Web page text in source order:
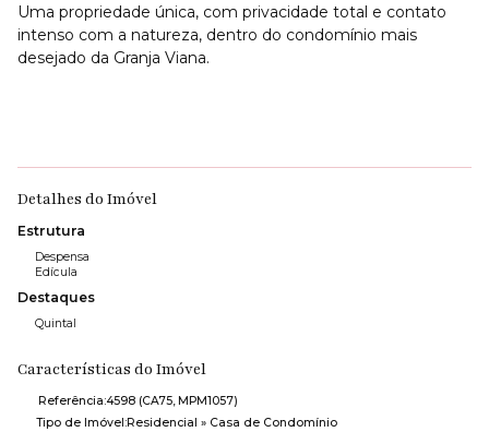
Uma propriedade única, com privacidade total e contato
intenso com a natureza, dentro do condomínio mais
desejado da Granja Viana.
Detalhes do Imóvel
Estrutura
Despensa
Edícula
Destaques
Quintal
Características do Imóvel
Referência:4598 (CA75, MPM1057)
Tipo de Imóvel:Residencial » Casa de Condomínio